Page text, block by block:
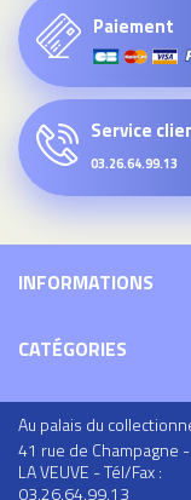
Paiement
Service
03.26.64.99.13
INFORMATIONS
CATÉGORIES
Au palais du
41 rue de Champagne
LA VEUVE - Tél/Fax :
03.26.64.99.13